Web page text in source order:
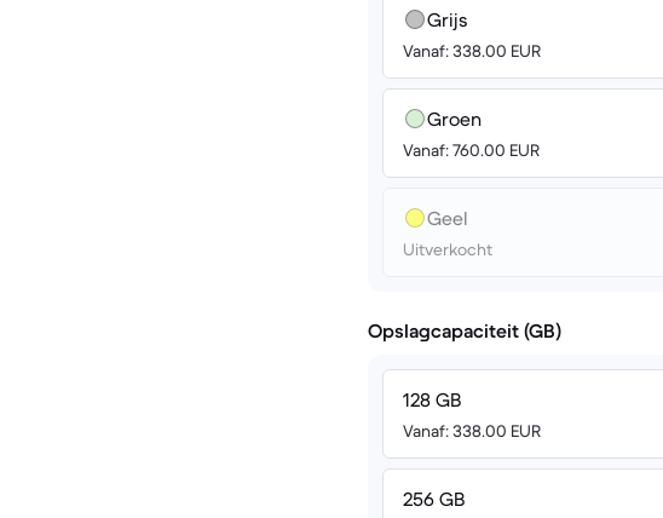
Grijs
Vanaf: 338.00 EUR
Groen
Vanaf: 760.00 EUR
Geel
Uitverkocht
Opslagcapaciteit (GB)
128 GB
Vanaf: 338.00 EUR
256 GB